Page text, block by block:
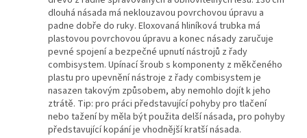
dlouhá násada má neklouzavou povrchovou úpravu a
padne dobře do ruky. Eloxovaná hliníková trubka má
plastovou povrchovou úpravu a konec násady zaručuje
pevné spojení a bezpečné upnutí nástrojů z řady
combisystem. Upínací šroub s komponenty z měkčeného
plastu pro upevnění nástroje z řady combisystem je
nasazen takovým způsobem, aby nemohlo dojít k jeho
ztrátě. Tip: pro práci představující pohyby pro tlačení
nebo tažení by měla být použita delší násada, pro pohyby
představující kopání je vhodnější kratší násada.